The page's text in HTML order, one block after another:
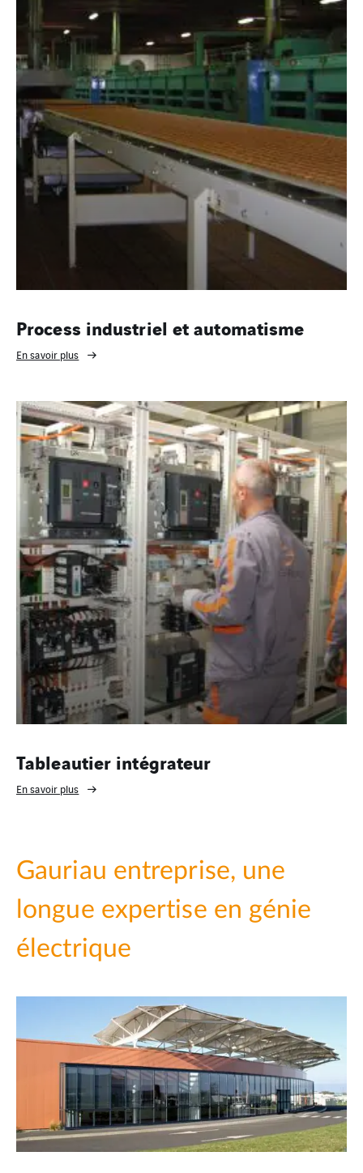
Process industriel et automatisme
En savoir plus
Tableautier intégrateur
En savoir plus
Gauriau entreprise, une
longue expertise en génie
électrique